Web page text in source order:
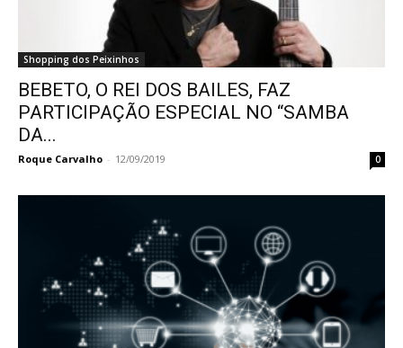
Shopping dos Peixinhos
BEBETO, O REI DOS BAILES, FAZ
PARTICIPAÇÃO ESPECIAL NO “SAMBA
DA...
Roque Carvalho - 12/09/2019 0